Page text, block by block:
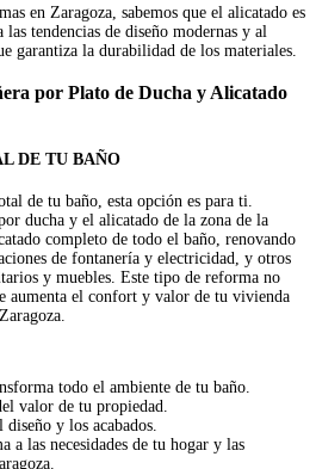
en Zaragoza, sabemos que el alicatado es
las tendencias de diseño modernas y al
garantiza la durabilidad de los materiales.
por Plato de Ducha y Alicatado
DE TU BAÑO
de tu baño, esta opción es para ti.
ducha y el alicatado de la zona de la
completo de todo el baño, renovando
de fontanería y electricidad, y otros
y muebles. Este tipo de reforma no
aumenta el confort y valor de tu vivienda
todo el ambiente de tu baño.
valor de tu propiedad.
y los acabados.
a las necesidades de tu hogar y las